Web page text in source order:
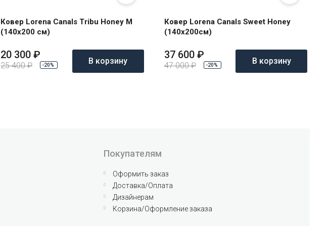
Ковер Lorena Canals Tribu Honey M
(140x200 см)
20 300 ₽
25 400₽ -20% В корзину
Ковер Lorena Canals Sweet Honey
(140x200см)
37 600 ₽
47 000₽ -20% В корзину
Покупателям
Оформить заказ
Доставка/Оплата
Дизайнерам
Корзина/Оформление заказа